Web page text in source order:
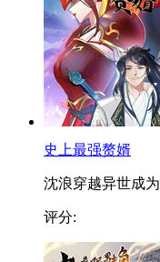
史上最强赘婿
沈浪穿越异世成
评分: